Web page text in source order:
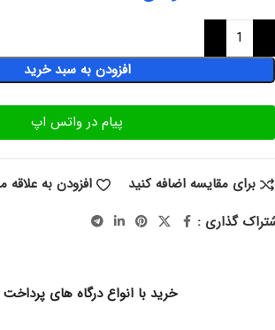
افزودن به سبد خرید
پیام در واتس اپ
برای مقایسه اضافه کنید
افزودن به علاقه
گذاری :
خرید با انواع درگاه های